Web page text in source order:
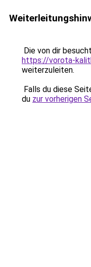
Die von dir
https://vorota-
weiterzuleiten.
Falls du diese
du zur vorherigen